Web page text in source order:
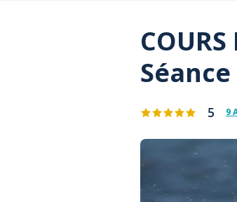
COURS
Séance
5 9